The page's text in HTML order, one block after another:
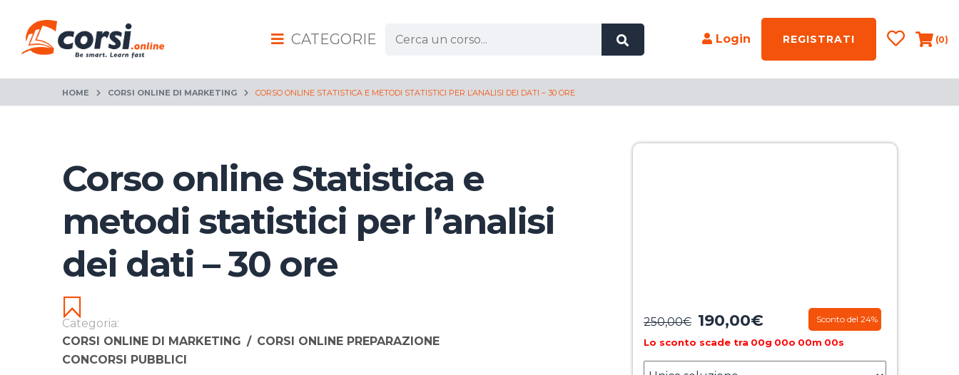
CATEGORIE Login REGISTRATI (0)
HOME CORSI ONLINE DI MARKETING CORSO ONLINE STATISTICA E METODI STATISTICI PER L’ANALISI DEI DATI – 30 ORE
Corso online Statistica e
metodi statistici per l’analisi
dei dati – 30 ore
Categoria:
CORSI ONLINE DI MARKETING / CORSI ONLINE PREPARAZIONE
CONCORSI PUBBLICI
250,00€ Il
prezzo
190,00€Il
attuale
Sconto del 24%
Lo sconto scade tra 00g 00o 00m 00s